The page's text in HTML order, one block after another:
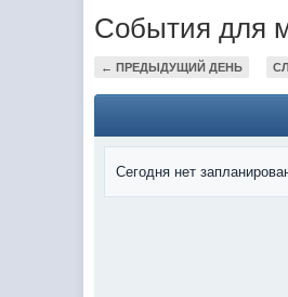
События для
← ПРЕДЫДУЩИЙ ДЕНЬ
Сегодня нет